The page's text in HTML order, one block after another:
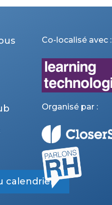
calendrier
Co-localisé avec :
Organisé par :